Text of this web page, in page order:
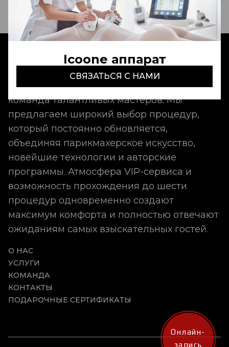
Icoone аппарат
СВЯЗАТЬСЯ С НАМИ
Aldo Coppola Tashkent - это идеальный
сервис, неповторимая атмосфера и
команда талантливых мастеров. Мы
предлагаем широкий выбор процедур,
который постоянно обновляется,
объединяя парикмахерское искусство,
новейшие технологии и авторские
программы. Атмосфера VIP-сервиса и
возможность прохождения до шести
процедур одновременно создают
максимум комфорта и полностью отвечают
ожиданиям самых взыскательных гостей.
О НАС
УСЛУГИ
КОМАНДА
КОНТАКТЫ
ПОДАРОЧНЫЕ СЕРТИФИКАТЫ
Онлайн-
запись